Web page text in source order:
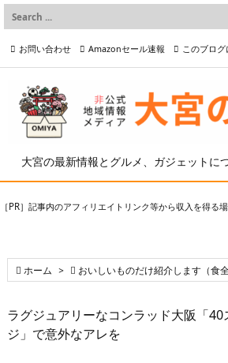
大宮の最新情報とグルメ、ガジェットに
お問い合わせ Amazonセール速報 このブロ
プライバシーポリシー等
［PR］記事内のアフィリエイトリンク等から収入を得る
 ホーム >  おいしいものだけ紹介します（食全
ラグジュアリーなコンラッド大阪「
ジ」で意外なアレを